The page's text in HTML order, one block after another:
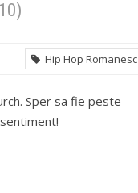
Hip Hop Romanesc
Sper sa fie peste